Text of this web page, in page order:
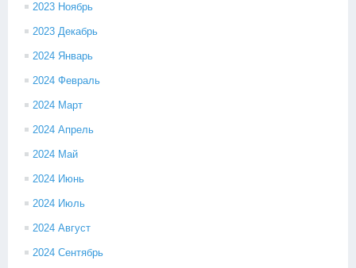
2023 Ноябрь
2023 Декабрь
2024 Январь
2024 Февраль
2024 Март
2024 Апрель
2024 Май
2024 Июнь
2024 Июль
2024 Август
2024 Сентябрь